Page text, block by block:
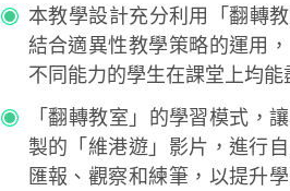
本教學設計充分利用「翻轉
結合適異性教學策略的運用
不同能力的學生在課堂上均能
「翻轉教室」的學習模式，
製的「維港遊」影片，進行
匯報、觀察和練筆，以提升